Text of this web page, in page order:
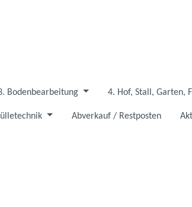
Bodenbearbeitung 4. Hof, Stall, Garten,
Abverkauf / Restposten